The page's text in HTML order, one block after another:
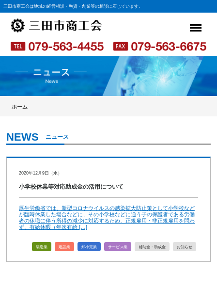
三田市商工会は地域の経営相談・融資・創業等の相談に応じています。
ホーム
ニュース
2020年12月9日（水）
小学校休業等対応助成金の活用について
厚生労働省では、新型コロナウイルスの感染拡大防止策として小学校など
が臨時休業した場合などに、その小学校などに通う子の保護者である労働
者の休職に伴う所得の減少に対応するため、正規雇用・非正規雇用を問わ
ず、有給休暇（年次有給 […]
製造業 建設業 卸小売業 サービス業 補助金・助成金 お知らせ